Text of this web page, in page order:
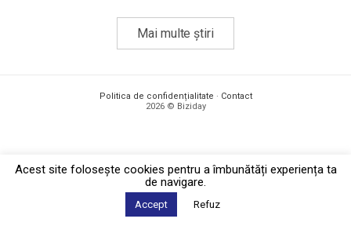
Mai multe știri
Politica de confidențialitate · Contact
2026 © Biziday
Acest site foloseşte cookies pentru a îmbunătăți experiența ta
de navigare.
Accept Refuz